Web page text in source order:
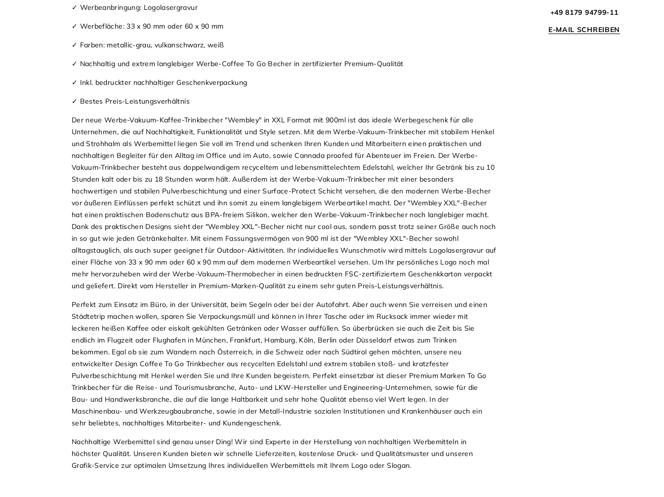
✓ Werbeanbringung: Logolasergravur
✓ Werbefläche: 33 x 90 mm oder 60 x 90 mm
✓ Farben: metallic-grau, vulkanschwarz, weiß
✓ Nachhaltig und extrem langlebiger Werbe-Coffee To Go Becher in zertifizierter Premium-Qualität
✓ Inkl. bedruckter nachhaltiger Geschenkverpackung
✓ Bestes Preis-Leistungsverhältnis
Der neue Werbe-Vakuum-Kaffee-Trinkbecher "Wembley" in XXL Format mit 900ml ist das ideale Werbegeschenk für alle
Unternehmen, die auf Nachhaltigkeit, Funktionalität und Style setzen. Mit dem Werbe-Vakuum-Trinkbecher mit stabilem Henkel
und Strohhalm als Werbemittel liegen Sie voll im Trend und schenken Ihren Kunden und Mitarbeitern einen praktischen und
nachhaltigen Begleiter für den Alltag im Office und im Auto, sowie Cannada proofed für Abenteuer im Freien. Der Werbe-
Vakuum-Trinkbecher besteht aus doppelwandigem recyceltem und lebensmittelechtem Edelstahl, welcher Ihr Getränk bis zu 10
Stunden kalt oder bis zu 18 Stunden warm hält. Außerdem ist der Werbe-Vakuum-Trinkbecher mit einer besonders
hochwertigen und stabilen Pulverbeschichtung und einer Surface-Protect Schicht versehen, die den modernen Werbe-Becher
vor äußeren Einflüssen perfekt schützt und ihn somit zu einem langlebigem Werbeartikel macht. Der "Wembley XXL"-Becher
hat einen praktischen Bodenschutz aus BPA-freiem Silikon, welcher den Werbe-Vakuum-Trinkbecher noch langlebiger macht.
Dank des praktischen Designs sieht der "Wembley XXL"-Becher nicht nur cool aus, sondern passt trotz seiner Größe auch noch
in so gut wie jeden Getränkehalter. Mit einem Fassungsvermögen von 900 ml ist der "Wembley XXL"-Becher sowohl
alltagstauglich, als auch super geeignet für Outdoor-Aktivitäten. Ihr individuelles Wunschmotiv wird mittels Logolasergravur auf
einer Fläche von 33 x 90 mm oder 60 x 90 mm auf dem modernen Werbeartikel versehen. Um Ihr persönliches Logo noch mal
mehr hervorzuheben wird der Werbe-Vakuum-Thermobecher in einen bedruckten FSC-zertifiziertem Geschenkkarton verpackt
und geliefert. Direkt vom Hersteller in Premium-Marken-Qualität zu einem sehr guten Preis-Leistungsverhältnis.
Perfekt zum Einsatz im Büro, in der Universität, beim Segeln oder bei der Autofahrt. Aber auch wenn Sie verreisen und einen
Städtetrip machen wollen, sparen Sie Verpackungsmüll und können in Ihrer Tasche oder im Rucksack immer wieder mit
leckeren heißen Kaffee oder eiskalt gekühlten Getränken oder Wasser auffüllen. So überbrücken sie auch die Zeit bis Sie
endlich im Flugzeit oder Flughafen in München, Frankfurt, Hamburg, Köln, Berlin oder Düsseldorf etwas zum Trinken
bekommen. Egal ob sie zum Wandern nach Österreich, in die Schweiz oder nach Südtirol gehen möchten, unsere neu
entwickelter Design Coffee To Go Trinkbecher aus recycelten Edelstahl und extrem stabilen stoß- und kratzfester
Pulverbeschichtung mit Henkel werden Sie und Ihre Kunden begeistern. Perfekt einsetzbar ist dieser Premium Marken To Go
Trinkbecher für die Reise- und Tourismusbranche, Auto- und LKW-Hersteller und Engineering-Unternehmen, sowie für die
Bau- und Handwerksbranche, die auf die lange Haltbarkeit und sehr hohe Qualität ebenso viel Wert legen. In der
Maschinenbau- und Werkzeugbaubranche, sowie in der Metall-Industrie sozialen Institutionen und Krankenhäuser auch ein
sehr beliebtes, nachhaltiges Mitarbeiter- und Kundengeschenk.
Nachhaltige Werbemittel sind genau unser Ding! Wir sind Experte in der Herstellung von nachhaltigen Werbemitteln in
höchster Qualität. Unseren Kunden bieten wir schnelle Lieferzeiten, kostenlose Druck- und Qualitätsmuster und unseren
Grafik-Service zur optimalen Umsetzung Ihres individuellen Werbemittels mit Ihrem Logo oder Slogan.
+49 8179 94799-11
E-MAIL SCHREIBEN